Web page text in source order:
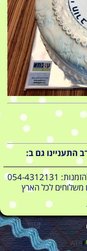
התעניינו גם ב:
התכנים באתר מוגנים בזכויות יוצרים • להזמנות: 054-4312131
משלוחים לכל הארץ